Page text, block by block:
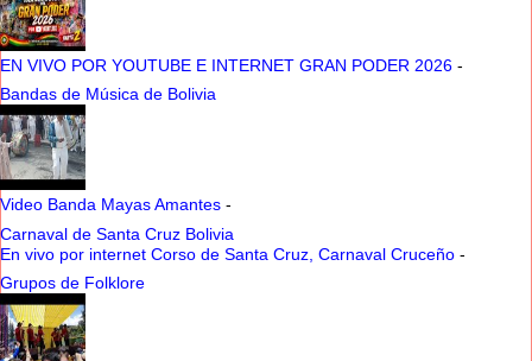
EN VIVO POR YOUTUBE E INTERNET GRAN PODER 2026 -
Bandas de Música de Bolivia
Video Banda Mayas Amantes -
Carnaval de Santa Cruz Bolivia
En vivo por internet Corso de Santa Cruz, Carnaval Cruceño -
Grupos de Folklore